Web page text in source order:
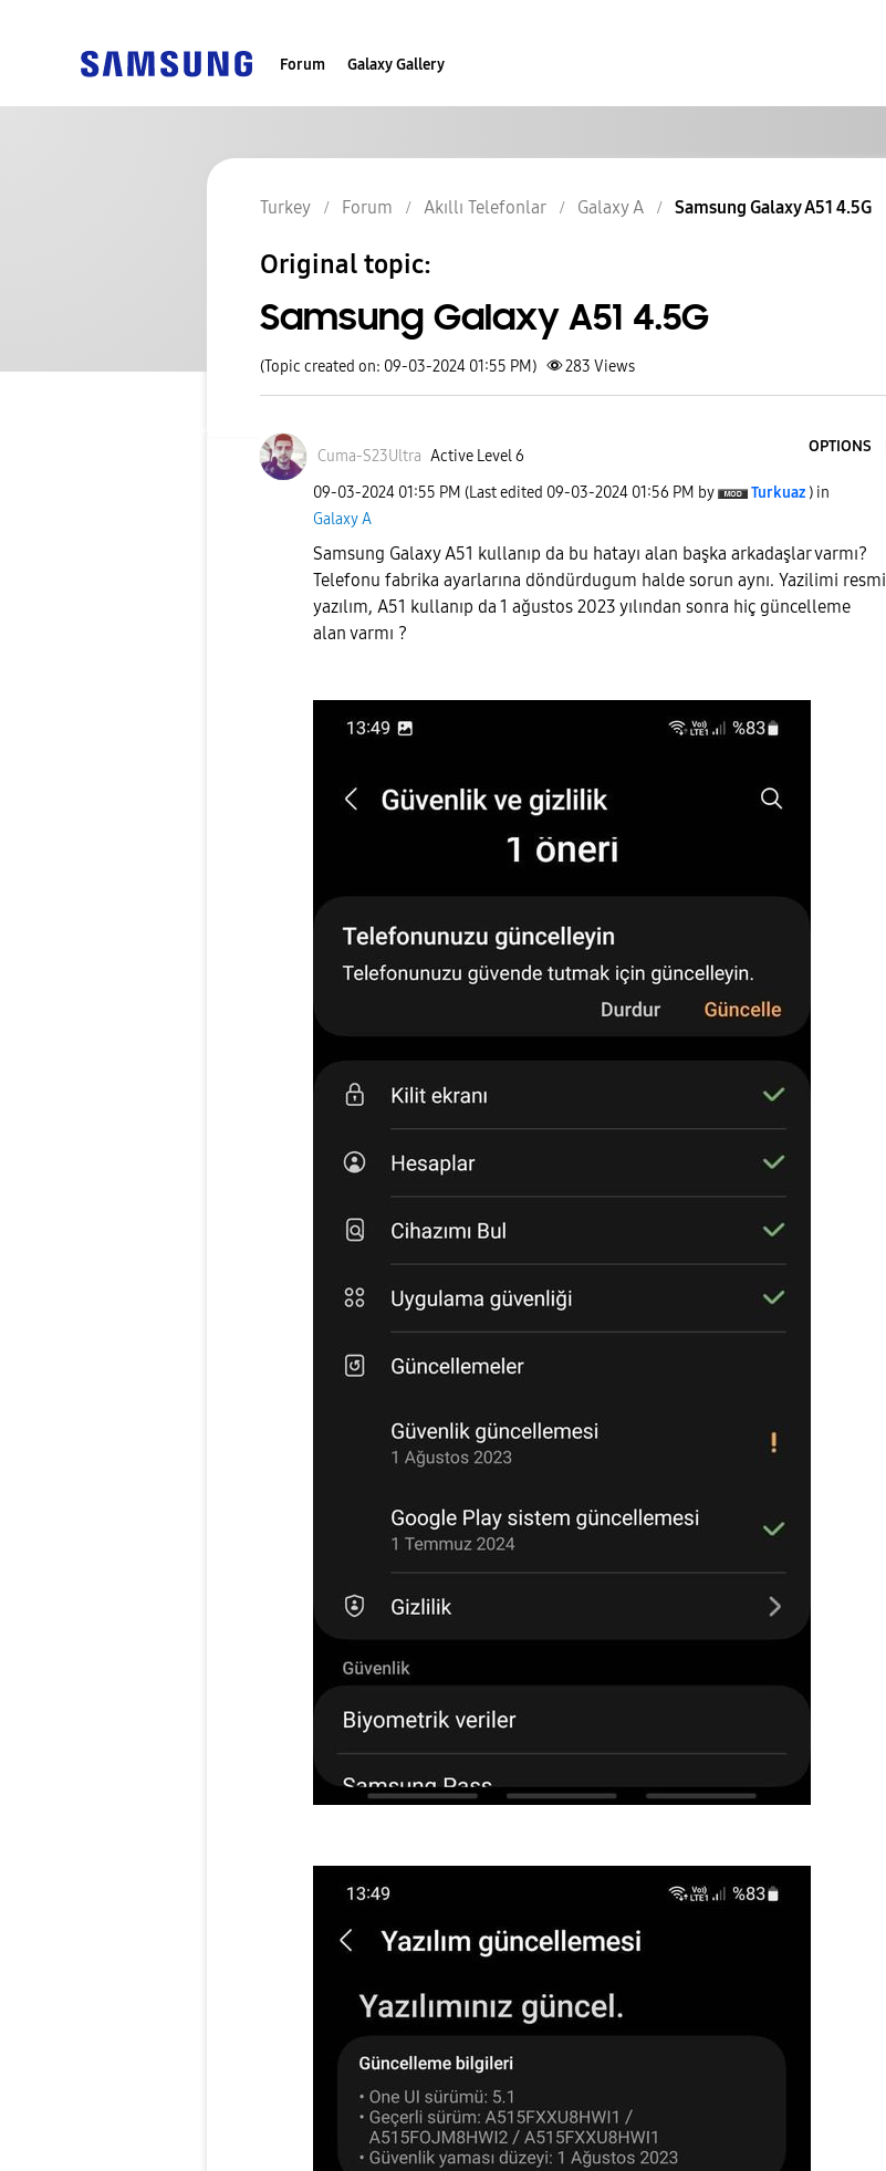
Forum Galaxy Gallery
Turkey Forum Akıllı Telefonlar Galaxy A Samsung Galaxy A51 4.5G
Original topic:
Samsung Galaxy A51 4.5G
(Topic created on: 09-03-2024 01:55 PM) 283 Views
Cuma-S23Ultra Active Level 6
OPTIONS
‎09-03-2024 01:55 PM (Last edited ‎09-03-2024 01:56 PM by Turkuaz ) in
Galaxy A
Samsung Galaxy A51 kullanıp da bu hatayı alan başka arkadaşlar varmı?
Telefonu fabrika ayarlarına döndürdugum halde sorun aynı. Yazilimi resmi
yazılım, A51 kullanıp da 1 ağustos 2023 yılından sonra hiç güncelleme
alan varmı ?